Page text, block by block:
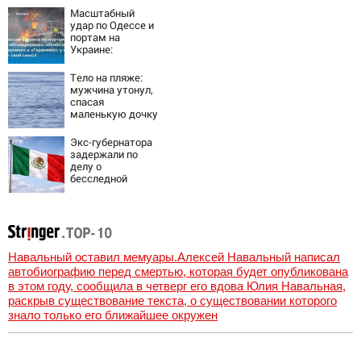
убийстве русских
Масштабный
удар по Одессе и
портам на
Украине:
новости,
подробности об
ударах России 9
августа 2026 года
Тело на пляже:
мужчина утонул,
спасая
маленькую дочку
Новости
Экс-губернатора
задержали по
делу о
бесследной
Навальный оставил мемуары.Алексей Навальный написал
автобиографию перед смертью, которая будет опубликована
в этом году, сообщила в четверг его вдова Юлия Навальная,
раскрыв существование текста, о существовании которого
знало только его ближайшее окружен